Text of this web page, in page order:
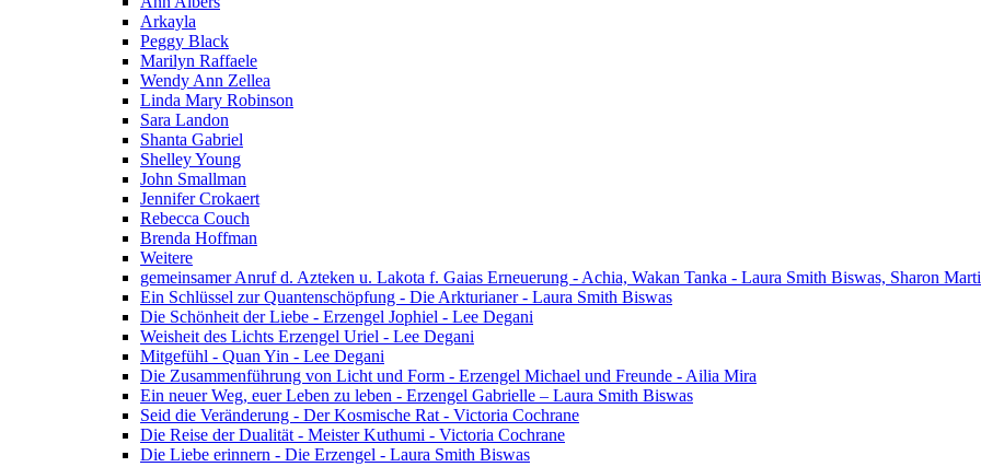
Arkayla
Peggy Black
Marilyn Raffaele
Wendy Ann Zellea
Linda Mary Robinson
Sara Landon
Shanta Gabriel
Shelley Young
John Smallman
Jennifer Crokaert
Rebecca Couch
Brenda Hoffman
Weitere
gemeinsamer Anruf d. Azteken u. Lakota f. Gaias Erneuerung - Achia, Wakan Tanka - Laura Smith Biswas, Sharon
Ein Schlüssel zur Quantenschöpfung - Die Arkturianer - Laura Smith Biswas
Die Schönheit der Liebe - Erzengel Jophiel - Lee Degani
Weisheit des Lichts Erzengel Uriel - Lee Degani
Mitgefühl - Quan Yin - Lee Degani
Die Zusammenführung von Licht und Form - Erzengel Michael und Freunde - Ailia Mira
Ein neuer Weg, euer Leben zu leben - Erzengel Gabrielle – Laura Smith Biswas
Seid die Veränderung - Der Kosmische Rat - Victoria Cochrane
Die Reise der Dualität - Meister Kuthumi - Victoria Cochrane
Die Liebe erinnern - Die Erzengel - Laura Smith Biswas